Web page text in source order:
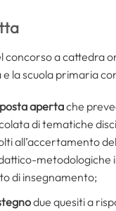
concorso a cattedra
e la scuola primaria
apertache
di tematiche
all’accertamento
metodologiche
di insegnamento;
due quesiti a